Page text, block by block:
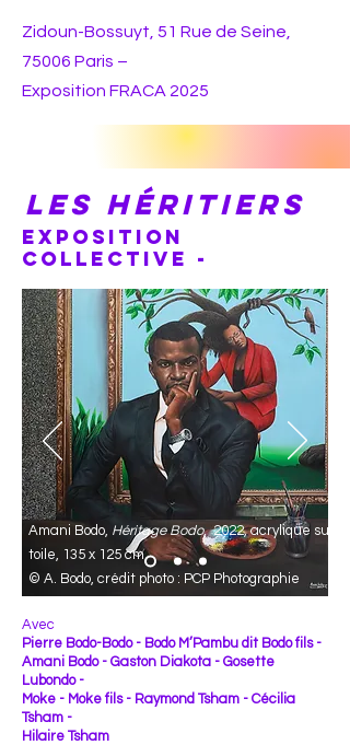
Zidoun-Bossuyt, 51 Rue de Seine,
75006 Paris –
Exposition FRACA 2025
les héritiers
EXPOSITION
COLLECTIVE -
Amani Bodo, Héritage Bodo, 2022, acrylique sur
toile, 135 x 125 cm
© A. Bodo, crédit photo : PCP Photographie
Avec
Pierre Bodo-Bodo - Bodo M’Pambu dit Bodo fils -
Amani Bodo - Gaston Diakota - Gosette
Lubondo -
Moke - Moke fils - Raymond Tsham - Cécilia
Tsham -
Hilaire Tsham